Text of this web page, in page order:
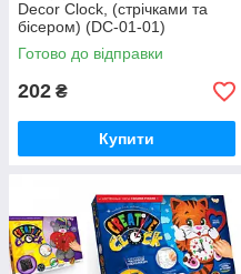
Decor Clock, (стрічками та
бісером) (DC-01-01)
Готово до відправки
202 ₴
Купити